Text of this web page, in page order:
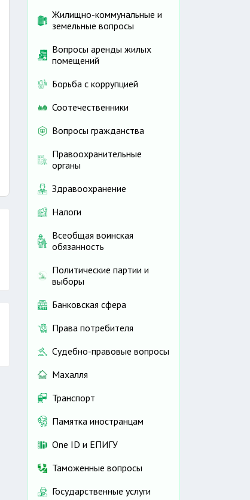
Жилищно-коммунальные и
земельные вопросы
Вопросы аренды жилых
помещений
Борьба с коррупцией
Соотечественники
Вопросы гражданства
Правоохранительные
органы
Здравоохранение
Налоги
Всеобщая воинская
обязанность
Политические партии и
выборы
Банковская сфера
Права потребителя
Судебно-правовые вопросы
Махалля
Транспорт
Памятка иностранцам
One ID и ЕПИГУ
Таможенные вопросы
Государственные услуги